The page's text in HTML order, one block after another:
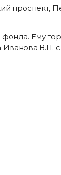
проспект,
фонда. Ему
В.П.